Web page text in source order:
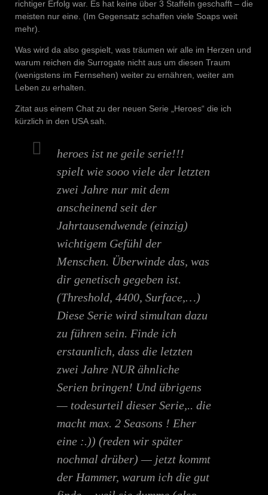
richtiger Erfolg war. Es hat keine über 3 Staffeln geschafft – die
meisten nur eine. (Im Gegensatz schaffen viele Soaps weit
mehr).
Was wird da also gespielt, was träumen wir alle im Herzen und
warum reichen die Surrogate nicht aus um diesen Traum
(wenigstens im Fernsehen) weiter zu ernähren, weiter am
Leben zu erhalten.
Zitat aus einem Chat zu der neuen Serie „Heroes“ die ich
kürzlich in den USA sah.
heroes ist ne geile serie!!!
spielt wie sooo viele der letzten
zwei Jahre nur mit dem
anscheinend seit der
Jahrtausendwende (einzig)
wichtigem Gefühl der
Menschen. Überwinde das, was
dir genetisch gegeben ist.
(Threshold, 4400, Surface,…)
Diese Serie wird simultan dazu
zu führen sein. Finde ich
erstaunlich, dass die letzten
zwei Jahre NUR ähnliche
Serien bringen! Und übrigens
— todesurteil dieser Serie,.. die
macht max. 2 Seasons ! Eher
eine :.)) (reden wir später
nochmal drüber) — jetzt kommt
der Hammer, warum ich die gut